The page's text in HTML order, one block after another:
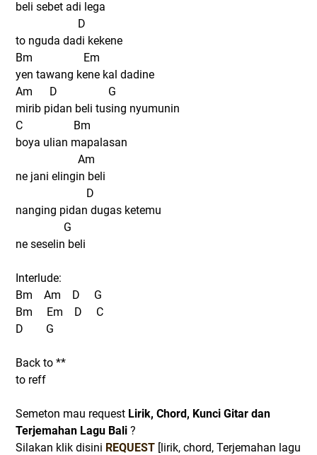
beli sebet adi lega
D
to nguda dadi kekene
Bm Em
yen tawang kene kal dadine
Am D G
mirib pidan beli tusing nyumunin
C Bm
boya ulian mapalasan
Am
ne jani elingin beli
D
nanging pidan dugas ketemu
G
ne seselin beli
Interlude:
Bm Am D G
Bm Em D C
D G
Back to **
to reff
Semeton mau request Lirik, Chord, Kunci Gitar dan
Terjemahan Lagu Bali ?
Silakan klik disini REQUEST [lirik, chord, Terjemahan lagu